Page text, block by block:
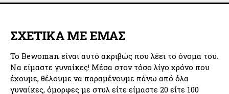
ΣΧΕΤΙΚΑ ΜΕ ΕΜΑΣ
Το Bewoman είναι αυτό ακριβώς που λέει το όνομα του.
Να είμαστε γυναίκες! Μέσα στον τόσο λίγο χρόνο που
έχουμε, θέλουμε να παραμένουμε πάνω από όλα
γυναίκες, όμορφες με στυλ είτε είμαστε 20 είτε 100